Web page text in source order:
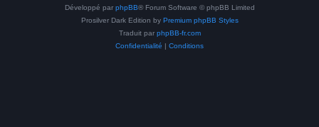
Développé par phpBB® Forum Software © phpBB Limited
Prosilver Dark Edition by Premium phpBB Styles
Traduit par phpBB-fr.com
Confidentialité | Conditions